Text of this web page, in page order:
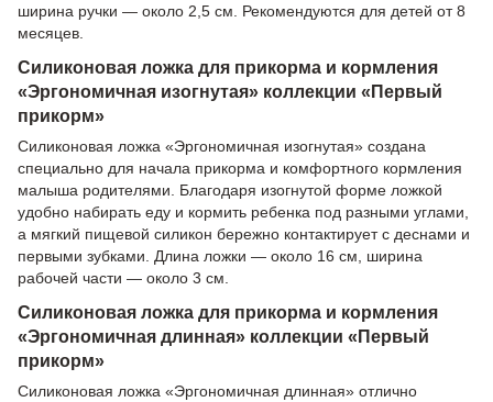
ширина ручки — около 2,5 см. Рекомендуются для детей от 8
месяцев.
Силиконовая ложка для прикорма и кормления
«Эргономичная изогнутая» коллекции «Первый
прикорм»
Силиконовая ложка «Эргономичная изогнутая» создана
специально для начала прикорма и комфортного кормления
малыша родителями. Благодаря изогнутой форме ложкой
удобно набирать еду и кормить ребенка под разными углами,
а мягкий пищевой силикон бережно контактирует с деснами и
первыми зубками. Длина ложки — около 16 см, ширина
рабочей части — около 3 см.
Силиконовая ложка для прикорма и кормления
«Эргономичная длинная» коллекции «Первый
прикорм»
Силиконовая ложка «Эргономичная длинная» отлично